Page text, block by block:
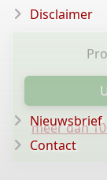
meer dan
Disclaimer
Nieuwsbrief
Contact